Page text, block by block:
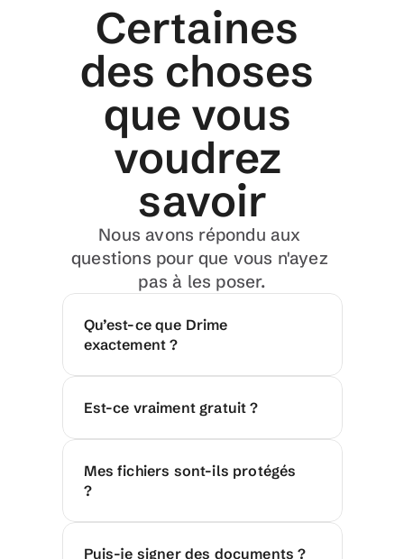
Certaines
des choses
que vous
voudrez
savoir
Nous avons répondu aux
questions pour que vous n'ayez
pas à les poser.
Qu’est-ce que Drime
exactement ?
Est-ce vraiment gratuit ?
Mes fichiers sont-ils protégés
?
Puis-je signer des documents ?